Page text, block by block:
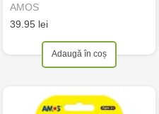
AMOS
39.95 lei
Adaugă în coș